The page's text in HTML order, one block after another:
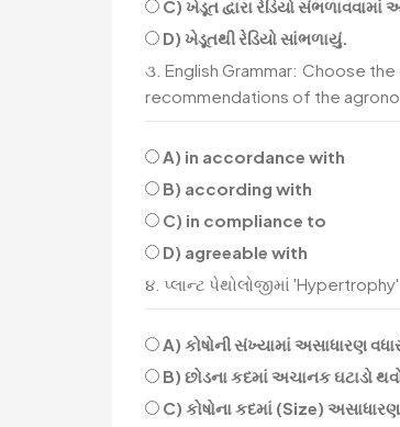
C) ખેડૂત દ્વારા રેડિયો સંભળાવવામાં
D) ખેડૂતથી રેડિયો સાંભળાયું.
૩. English Grammar: Choose
recommendations of the
A) in accordance with
B) according with
C) in compliance to
D) agreeable with
૪. પ્લાન્ટ પેથોલોજીમાં
A) કોષોની સંખ્યામાં અસાધારણ
B) છોડના કદમાં અચાનક ઘટાડો
C) કોષોના કદમાં (Size) અસાધારણ